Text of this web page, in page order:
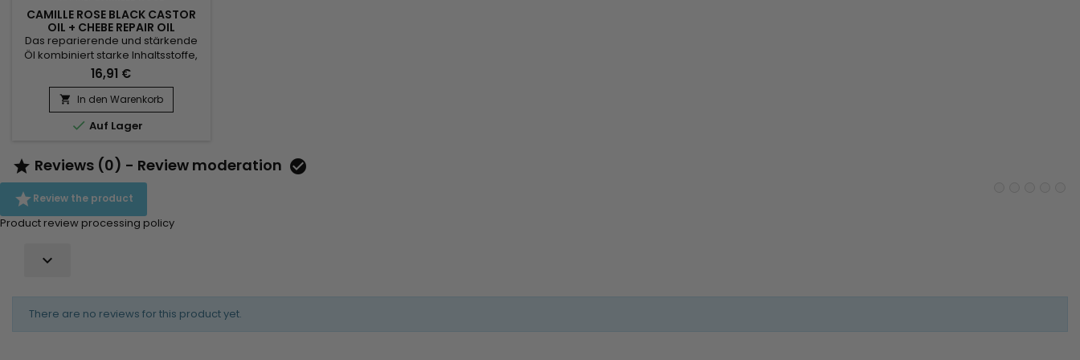
CAMILLE ROSE BLACK CASTOR
OIL + CHEBE REPAIR OIL
Das reparierende und stärkende
Öl kombiniert starke Inhaltsstoffe,
um geschädigtes Haar zu
revitalisieren und sein Wachstum
zu fördern. Schwarzes Rizinusöl ist
für seine durchblutungsfördernden
Eigenschaften in der Kopfhaut
Haarwachstum zu
beschleunigen.&nbsp;
Kokosnussöl spendet tiefgehende
Feuchtigkeit, reduziert...
16,91 €
 In den Warenkorb
 Auf Lager
 Reviews (0) - Review moderation 
Review the product
Product review processing policy

There are no reviews for this product yet.